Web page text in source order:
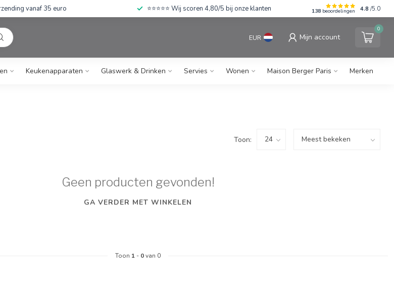
vanaf 35 euro ⭐⭐⭐⭐⭐ Wij scoren 4,80/5 bij onze klanten 138 beoordelingen 4.8 /5.0
EUR Mijn account
0
Keukenapparaten Glaswerk & Drinken Servies Wonen Maison Berger Paris Merken
Toon:
Geen producten gevonden!
GA VERDER MET WINKELEN
Toon 1 - 0van 0